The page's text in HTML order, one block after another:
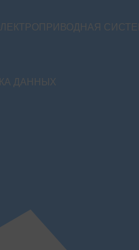
ДАННЫХ